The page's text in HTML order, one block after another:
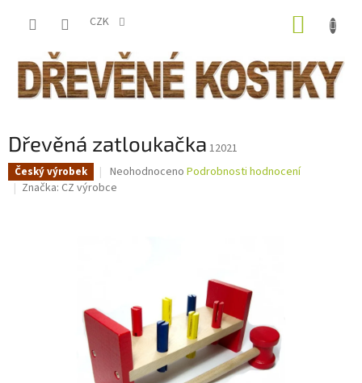
CZK
Dřevěná zatloukačka 12021
Český výrobek
Průměrné
hodnocení
Neohodnoceno Podrobnosti hodnocení
Značka: CZ výrobce